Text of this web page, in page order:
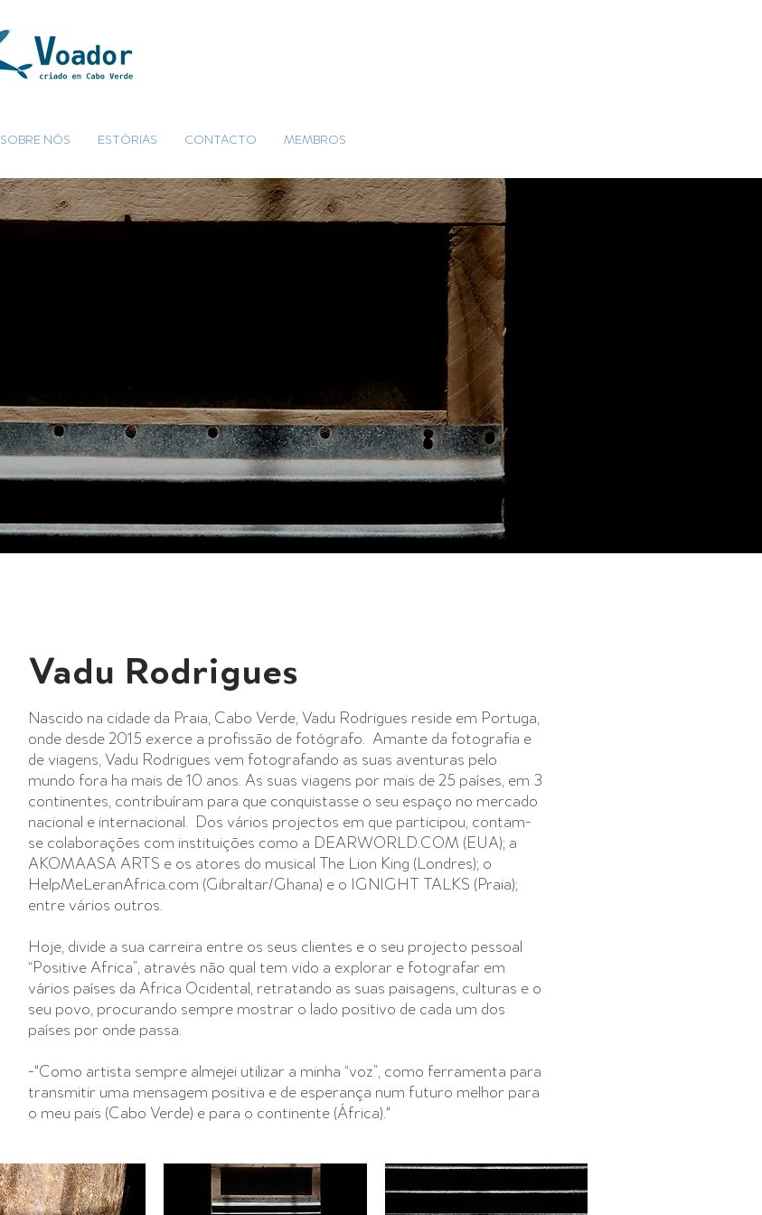
SOBRE NÓS ESTÓRIAS CONTACTO MEMBROS
Vadu Rodrigues
Nascido na cidade da Praia, Cabo Verde, Vadu Rodrigues reside em Portuga,
onde desde 2015 exerce a profissão de fotógrafo. Amante da fotografia e
de viagens, Vadu Rodrigues vem fotografando as suas aventuras pelo
mundo fora ha mais de 10 anos. As suas viagens por mais de 25 países, em 3
continentes, contribuíram para que conquistasse o seu espaço no mercado
nacional e internacional. Dos vários projectos em que participou, contam-
se colaborações com instituições como a DEARWORLD.COM (EUA); a
AKOMAASA ARTS e os atores do musical The Lion King (Londres); o
HelpMeLeranAfrica.com (Gibraltar/Ghana) e o IGNIGHT TALKS (Praia);
entre vários outros.
Hoje, divide a sua carreira entre os seus clientes e o seu projecto pessoal
“Positive Africa”, através não qual tem vido a explorar e fotografar em
vários países da Africa Ocidental, retratando as suas paisagens, culturas e o
seu povo, procurando sempre mostrar o lado positivo de cada um dos
países por onde passa.
-"Como artista sempre almejei utilizar a minha “voz”, como ferramenta para
transmitir uma mensagem positiva e de esperança num futuro melhor para
o meu pais (Cabo Verde) e para o continente (África)."